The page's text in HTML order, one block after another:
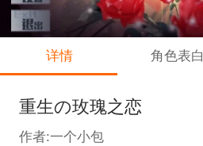
详情 角色表白
重生の玫瑰之恋
作者:一个小包